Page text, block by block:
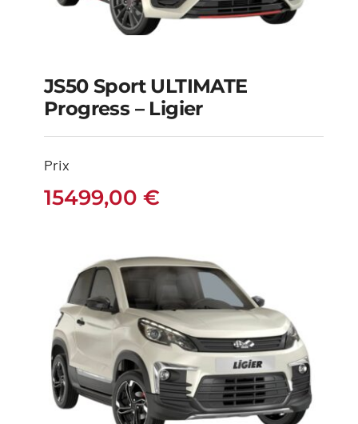
JS50 Sport ULTIMATE
15499,00
JS50 Sport ULTIMATE
Progress – Ligier
Prix
15499,00 €